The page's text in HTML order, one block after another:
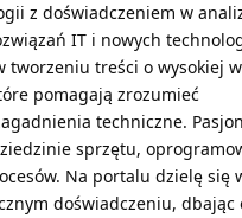
z doświadczeniem w
IT i nowych
tworzeniu treści o wysokiej
pomagają zrozumieć
techniczne.
sprzętu,
Na portalu dzielę się
doświadczeniu, dbając